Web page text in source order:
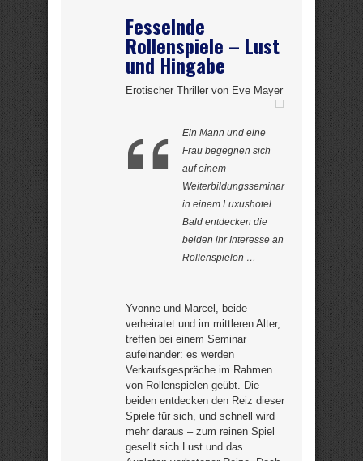
Fesselnde
Rollenspiele – Lust
und Hingabe
Erotischer Thriller von Eve Mayer
Ein Mann und eine
Frau begegnen sich
auf einem
Weiterbildungsseminar
in einem Luxushotel.
Bald entdecken die
beiden ihr Interesse an
Rollenspielen …
Yvonne und Marcel, beide
verheiratet und im mittleren Alter,
treffen bei einem Seminar
aufeinander: es werden
Verkaufsgespräche im Rahmen
von Rollenspielen geübt. Die
beiden entdecken den Reiz dieser
Spiele für sich, und schnell wird
mehr daraus – zum reinen Spiel
gesellt sich Lust und das